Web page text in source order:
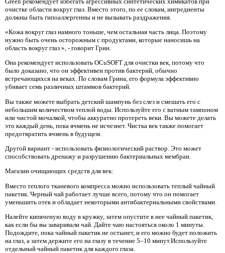
очистке области вокруг глаз. Вместо этого, по ее словам, ингредиенты
должны быть гипоаллергенны и не вызывать раздражения.
«Кожа вокруг глаз намного тоньше, чем остальная часть лица. Поэтому
нужно быть очень осторожным с продуктами, которые наносишь на
область вокруг глаз », - говорит Грин.
Она рекомендует использовать OCuSOFT для очистки век, потому что
было доказано, что он эффективен против бактерий, обычно
встречающихся на веках. По словам Грина, его формула эффективно
убивает семь различных штаммов бактерий.
Вы также можете выбрать детский шампунь без слез и смешать его с
небольшим количеством теплой воды. Используйте его с ватным тампоном
или чистой мочалкой, чтобы аккуратно протереть веки. Вы можете делать
это каждый день, пока ячмень не исчезнет. Чистка век также помогает
предотвратить ячмень в будущем.
Другой вариант - использовать физиологический раствор. Это может
способствовать дренажу и разрушению бактериальных мембран.
Магазин очищающих средств для век:
Вместо теплого тканевого компресса можно использовать теплый чайный
пакетик. Черный чай работает лучше всего, потому что он помогает
уменьшить отек и обладает некоторыми антибактериальными свойствами.
Налейте кипяченую воду в кружку, затем опустите в нее чайный пакетик,
как если бы вы заваривали чай. Дайте чаю настояться около 1 минуты.
Подождите, пока чайный пакетик не остынет, и его можно будет положить
на глаз, а затем держите его на глазу в течение 5–10 минут.Используйте
отдельный чайный пакетик для каждого глаза.